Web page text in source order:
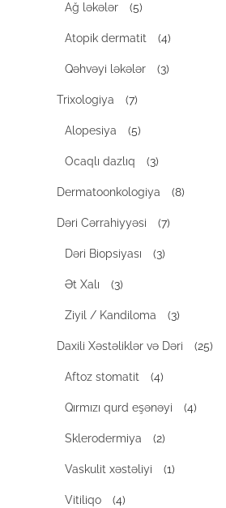
Ağ ləkələr (5)
Atopik dermatit (4)
Qəhvəyi ləkələr (3)
Trixologiya (7)
Alopesiya (5)
Ocaqlı dazlıq (3)
Dermatoonkologiya (8)
Dəri Cərrahiyyəsi (7)
Dəri Biopsiyası (3)
Ət Xalı (3)
Ziyil / Kandiloma (3)
Daxili Xəstəliklər və Dəri (25)
Aftoz stomatit (4)
Qırmızı qurd eşənəyi (4)
Sklerodermiya (2)
Vaskulit xəstəliyi (1)
Vitiliqo (4)